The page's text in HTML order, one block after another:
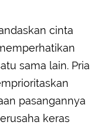
cinta
sama lain. Pria
pasangannya
keras